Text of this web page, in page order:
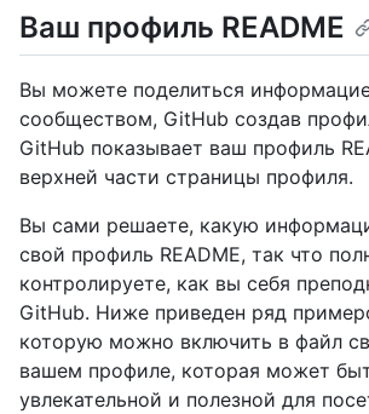
Ваш профиль README
Вы можете поделиться
сообществом, GitHub создав
GitHub показывает ваш профиль
верхней части страницы профиля.
Вы сами решаете, какую
свой профиль README, так что
контролируете, как вы себя
GitHub. Ниже приведен ряд
которую можно включить в файл
вашем профиле, которая может
увлекательной и полезной для